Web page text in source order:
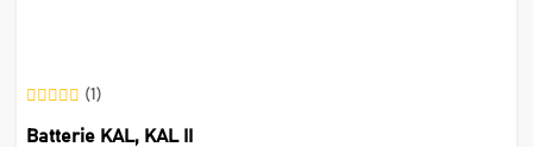
(1)
Batterie KAL, KAL II